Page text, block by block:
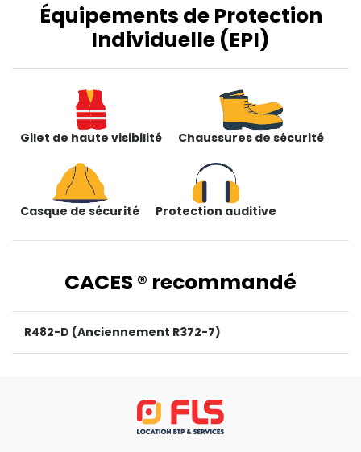
Équipements de Protection
Individuelle (EPI)
Gilet de haute visibilité Chaussures de sécurité
Casque de sécurité Protection auditive
CACES ® recommandé
R482-D (Anciennement R372-7)